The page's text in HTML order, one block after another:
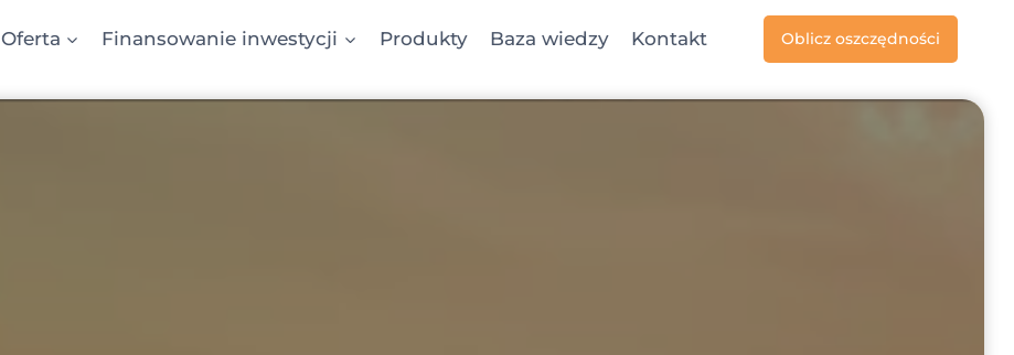
Oferta Finansowanie inwestycji Produkty Baza wiedzy Kontakt Oblicz oszczędności